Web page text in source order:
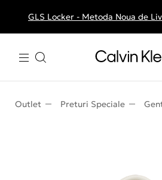
Livrare gratuita la comenzile
GLS Locker - Metoda Noua de
Outlet Preturi Speciale